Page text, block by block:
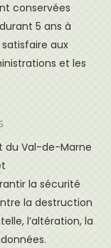
conservées
5 ans à
aux
et les
du Val-de-Marne
la sécurité
la destruction
l’altération, la